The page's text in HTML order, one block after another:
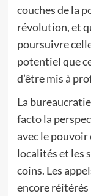
couches de la
révolution, et
poursuivre
potentiel que
d’être mis à
La
facto la
avec le pouvoir
localités et les
coins. Les
encore réitérés